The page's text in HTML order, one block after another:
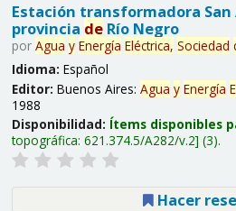
Estación transformadora
provincia deRío Negro
por Agua y Energía Eléctrica, Sociedad
Idioma: Español
Editor: Buenos Aires: Agua y Energía
1988
Disponibilidad: Ítems disponibles
topográfica: 621.374.5/A282/v.2 (3).
Hacer